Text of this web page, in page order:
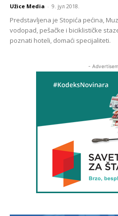
Užice Media - 9. јул 2018.
Predstavljena je Stopića pećina,
vodopad, pešačke i biciklističke
poznati hoteli, domaći specijaliteti.
-